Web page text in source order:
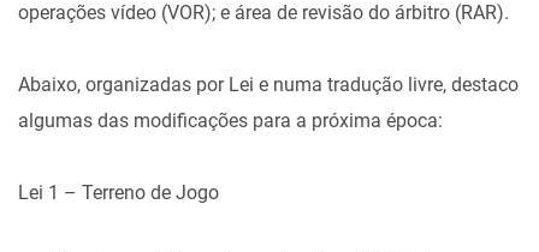
operações vídeo (VOR); e área de revisão do árbitro (RAR).
Abaixo, organizadas por Lei e numa tradução livre, destaco
algumas das modificações para a próxima época:
Lei 1 – Terreno de Jogo